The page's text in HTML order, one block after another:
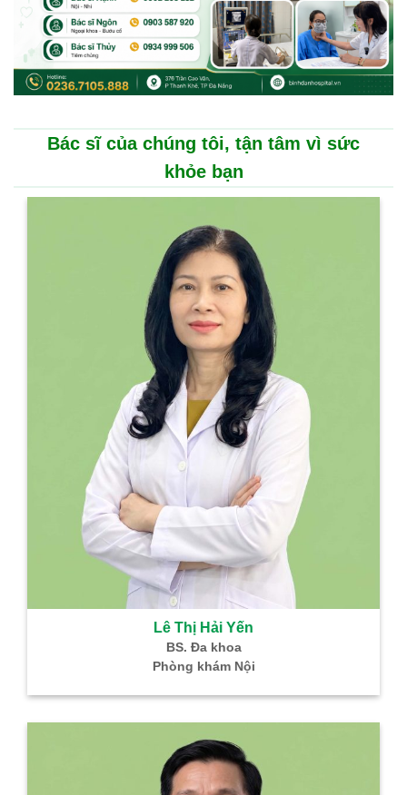
Bác sĩ của chúng tôi, tận tâm vì sức
khỏe bạn
Lê Thị Hải Yến
BS. Đa khoa
Phòng khám Nội